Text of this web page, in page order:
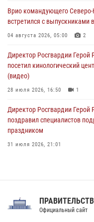
В Кузбассе росгвардейцы
мать
Врио командующего Северо-
встретился с выпускниками
04 августа 2026, 05:00 2
Директор Росгвардии Герой
посетил кинологический
(видео)
28 июля 2026, 16:50 1
Директор Росгвардии Герой
поздравил специалистов
праздником
31 июля 2026, 21:01
Праздник «Один день с
Официальный сайт